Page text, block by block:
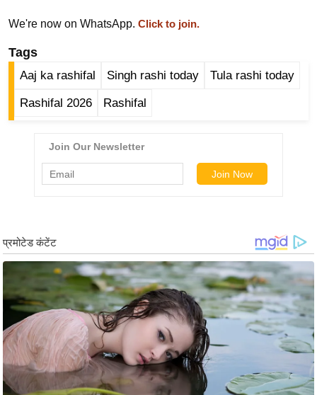
k
i
g
N
स्टा
इ
टे
क्नॉ
लॉ
जी
ब्यू
टी
We're now on WhatsApp. Click to join.
Tags
Aaj ka rashifal Singh rashi today Tula rashi today
Rashifal 2026 Rashifal